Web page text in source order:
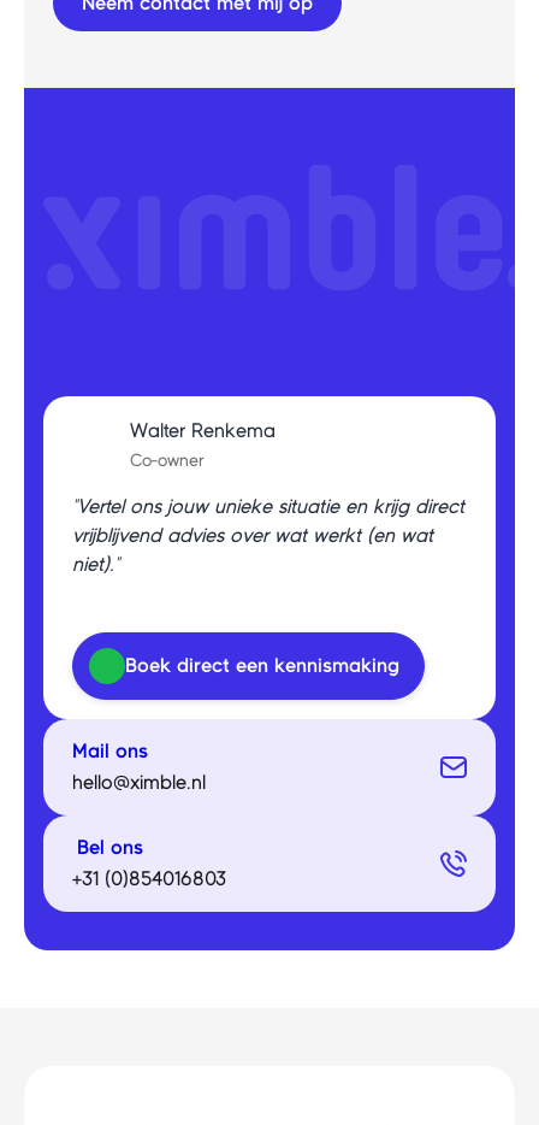
Walter Renkema
Co-owner
"Vertel ons jouw unieke situatie en krijg direct
vrijblijvend advies over wat werkt (en wat
niet)."
Boek direct een kennismaking
Mail ons
hello@ximble.nl
Bel ons
+31 (0)854016803